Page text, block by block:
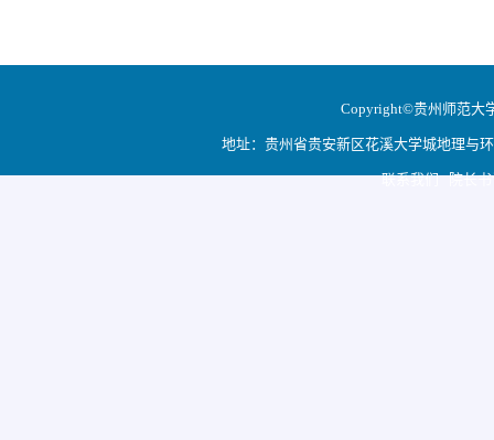
Copyright©贵州师范大
地址：贵州省贵安新区花溪大学城地理与
联系我们 院长书